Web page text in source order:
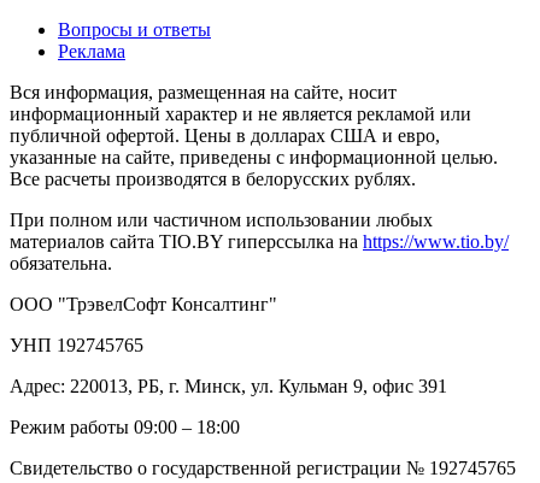
Вопросы и ответы
Реклама
Вся информация, размещенная на сайте, носит
информационный характер и не является рекламой или
публичной офертой. Цены в долларах США и евро,
указанные на сайте, приведены с информационной целью.
Все расчеты производятся в белорусских рублях.
При полном или частичном использовании любых
материалов сайта TIO.BY гиперссылка на https://www.tio.by/
обязательна.
ООО "ТрэвелСофт Консалтинг"
УНП 192745765
Адрес: 220013, РБ, г. Минск, ул. Кульман 9, офис 391
Режим работы 09:00 – 18:00
Свидетельство о государственной регистрации № 192745765